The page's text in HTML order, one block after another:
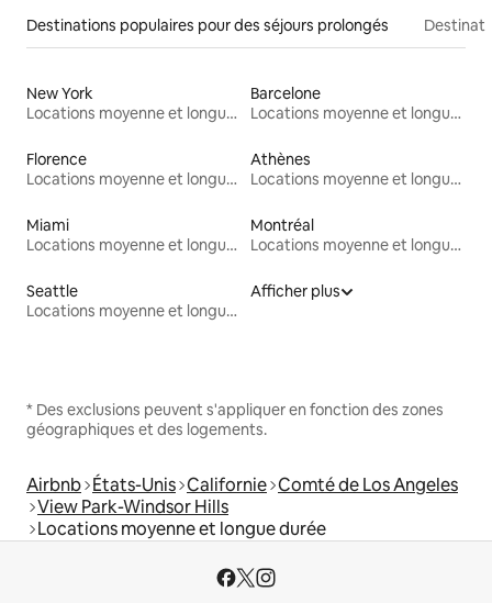
Destinations populaires pour des séjours prolongés
New York
Locations moyenne et longue durée
Barcelone
Locations moyenne et longue durée
Florence
Locations moyenne et longue durée
Athènes
Locations moyenne et longue durée
Miami
Locations moyenne et longue durée
Montréal
Locations moyenne et longue durée
Seattle
Locations moyenne et longue durée
Afficher plus
* Des exclusions peuvent s'appliquer en fonction des zones
géographiques et des logements.
Airbnb États-Unis Californie Comté de Los Angeles
View Park-Windsor Hills
Locations moyenne et longue durée